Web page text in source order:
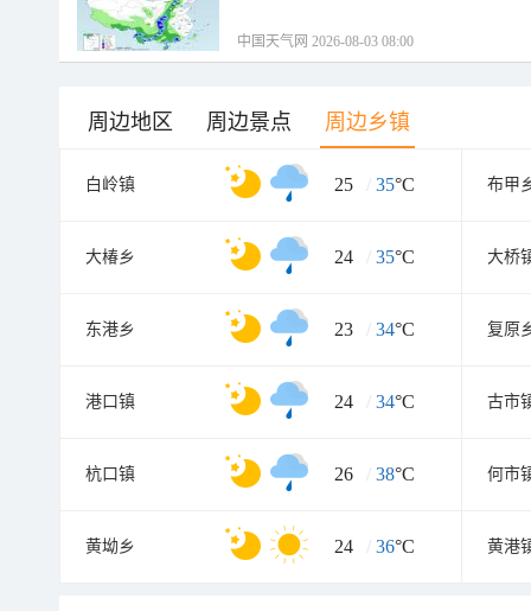
中国天气网 2026-08-03 08:00
周边地区 周边景点 周边乡镇
白岭镇 25 / 35°C 布甲
大椿乡 24 / 35°C 大桥
东港乡 23 / 34°C 复原
港口镇 24 / 34°C 古市
杭口镇 26 / 38°C 何市
黄坳乡 24 / 36°C 黄港